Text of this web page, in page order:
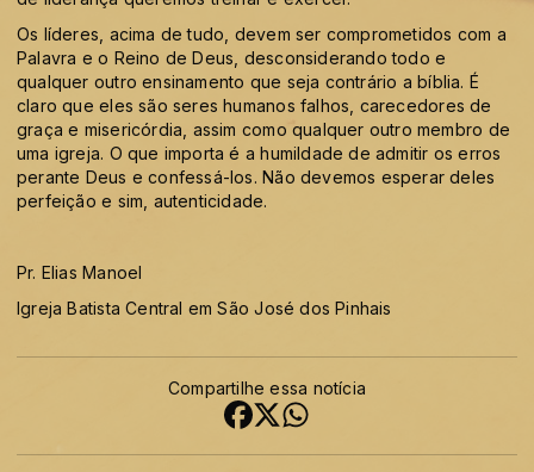
Os líderes, acima de tudo, devem ser comprometidos com a
Palavra e o Reino de Deus, desconsiderando todo e
qualquer outro ensinamento que seja contrário a bíblia. É
claro que eles são seres humanos falhos, carecedores de
graça e misericórdia, assim como qualquer outro membro de
uma igreja. O que importa é a humildade de admitir os erros
perante Deus e confessá-los. Não devemos esperar deles
perfeição e sim, autenticidade.
Pr. Elias Manoel
Igreja Batista Central em São José dos Pinhais
Compartilhe essa notícia